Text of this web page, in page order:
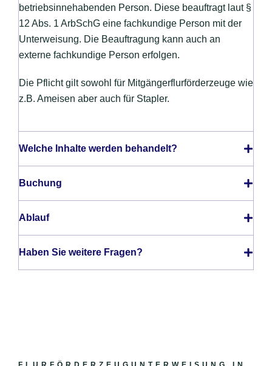
betriebsinnehabenden Person. Diese beauftragt laut §
12 Abs. 1 ArbSchG eine fachkundige Person mit der
Unterweisung. Die Beauftragung kann auch an
externe fachkundige Person erfolgen.
Die Pflicht gilt sowohl für Mitgängerflurförderzeuge wie
z.B. Ameisen aber auch für Stapler.
Welche Inhalte werden behandelt?
Buchung
Ablauf
Haben Sie weitere Fragen?